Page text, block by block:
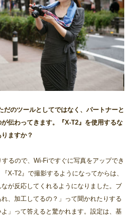
のツールとしてではなく、パートナーと
伝わってきます。『X-T2』を使用するな
ますか？
るので、Wi-Fiですぐに写真をアップでき
X-T2』で撮影するようになってからは、
が反応してくれるようになりました。ブ
、加工してるの？」って聞かれたりする
」って答えると驚かれます。設定は、基